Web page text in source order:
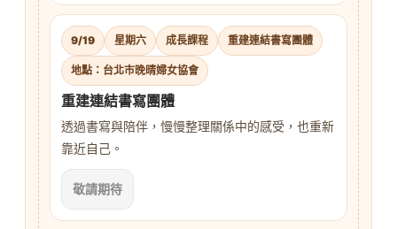
9/19 星期六 成長課程 重建連結書寫團體
地點：台北市晚晴婦女協會
重建連結書寫團體
透過書寫與陪伴，慢慢整理關係中的感受，也重新
靠近自己。
敬請期待